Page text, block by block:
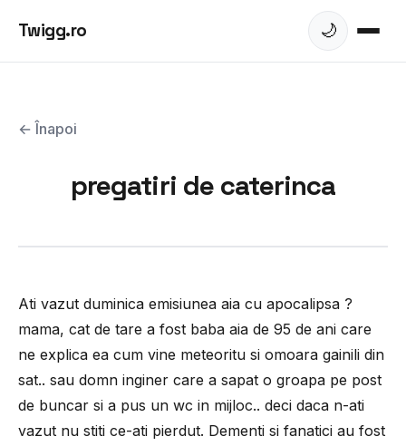
Twigg.ro 🌙
← Înapoi
pregatiri de caterinca
Ati vazut duminica emisiunea aia cu apocalipsa ?
mama, cat de tare a fost baba aia de 95 de ani care
ne explica ea cum vine meteoritu si omoara gainili din
sat.. sau domn inginer care a sapat o groapa pe post
de buncar si a pus un wc in mijloc.. deci daca n-ati
vazut nu stiti ce-ati pierdut. Dementi si fanatici au fost